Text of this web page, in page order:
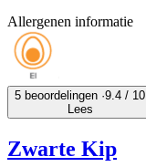
Allergenen informatie
5 beoordelingen ·9.4 / 10
Lees
Zwarte Kip